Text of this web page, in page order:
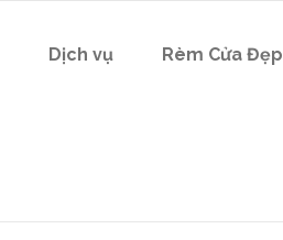
Dịch vụ Rèm Cửa Đẹp